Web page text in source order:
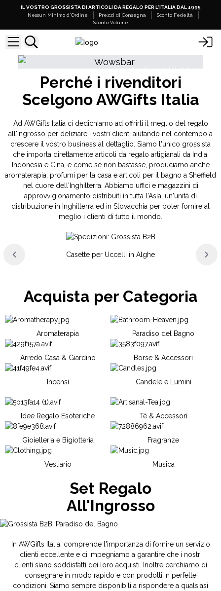
IL VOSTRO GROSSISTA DI ARTICOLI DA REGALO PER L'ITALIA DAL 1995
Nessun Minimo d'Ordine
Prezzi di Consegna
Sconto Fedeltà
Sconto Volume
NUOVI ARRIVI
Mazzi di Tarocchi
Perché i rivenditori
Scelgono AWGifts Italia
Ad AWGifts Italia ci dedichiamo ad offrirti il meglio del regalo
all'ingrosso per deliziare i vostri clienti aiutando nel contempo a
crescere il vostro business al dettaglio. Siamo l'unico grossista
che importa direttamente articoli da regalo artigianali da India,
Indonesia e Cina, e come se non bastasse, produciamo anche
aromaterapia, profumi per la casa e articoli per il bagno a Sheffield
nel cuore dell'Inghilterra. Abbiamo uffici e magazzini di
approvvigionamento distribuiti in tutta l'Asia, un'unità di
distribuzione in Inghilterra ed in Slovacchia per poter fornire al
meglio i clienti di tutto il mondo.
Casette per Uccelli in Alghe
Acquista per Categoria
Aromaterapia Paradiso del Bagno
Arredo Casa & Giardino Borse & Accessori
Incensi Candele e Lumini
Idee Regalo Esoteriche Tè & Accessori
Gioielleria e Bigiotteria Fragranze
Vestiario Musica
Set Regalo
All'Ingrosso
In AWGifts Italia, comprende l'importanza di fornire un servizio
clienti eccellente e ci impegniamo a garantire che i nostri
clienti siano soddisfatti dei loro acquisti. Inoltre cerchiamo di
consegnare in modo rapido e con prodotti in perfette
condizioni. Siamo sempre disponibili a rispondere a qualsiasi